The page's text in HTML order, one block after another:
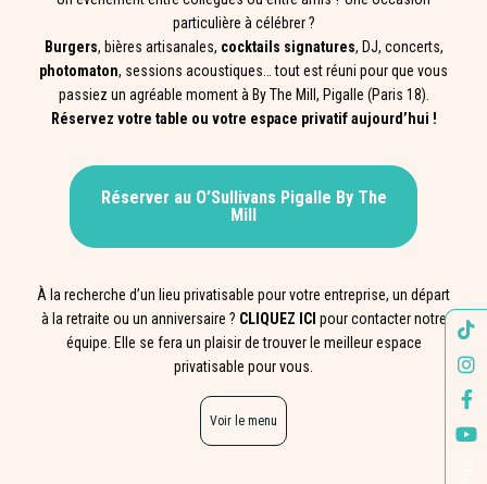
particulière à célébrer ?
Burgers, bières artisanales, cocktails signatures, DJ, concerts,
photomaton, sessions acoustiques… tout est réuni pour que vous
passiez un agréable moment à By The Mill, Pigalle (Paris 18).
Réservez votre table ou votre espace privatif aujourd’hui !
Réserver au O’Sullivans Pigalle By The
Mill
À la recherche d’un lieu privatisable pour votre entreprise, un départ
à la retraite ou un anniversaire ? CLIQUEZ ICI pour contacter notre
équipe. Elle se fera un plaisir de trouver le meilleur espace
privatisable pour vous.
Voir le menu